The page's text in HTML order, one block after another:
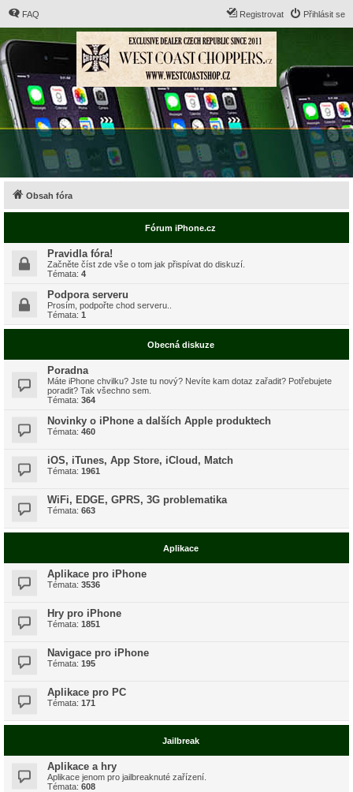
FAQ Přihlásit se
Registrovat
Obsah fóra
Fórum iPhone.cz
Pravidla fóra!
Začněte číst zde vše o tom jak přispívat do diskuzí.
Témata: 4
Podpora serveru
Prosím, podpořte chod serveru..
Témata: 1
Obecná diskuze
Poradna
Máte iPhone chvilku? Jste tu nový? Nevíte kam dotaz zařadit? Potřebujete
poradit? Tak všechno sem.
Témata: 364
Novinky o iPhone a dalších Apple produktech
Témata: 460
iOS, iTunes, App Store, iCloud, Match
Témata: 1961
WiFi, EDGE, GPRS, 3G problematika
Témata: 663
Aplikace
Aplikace pro iPhone
Témata: 3536
Hry pro iPhone
Témata: 1851
Navigace pro iPhone
Témata: 195
Aplikace pro PC
Témata: 171
Jailbreak
Aplikace a hry
Aplikace jenom pro jailbreaknuté zařízení.
Témata: 608